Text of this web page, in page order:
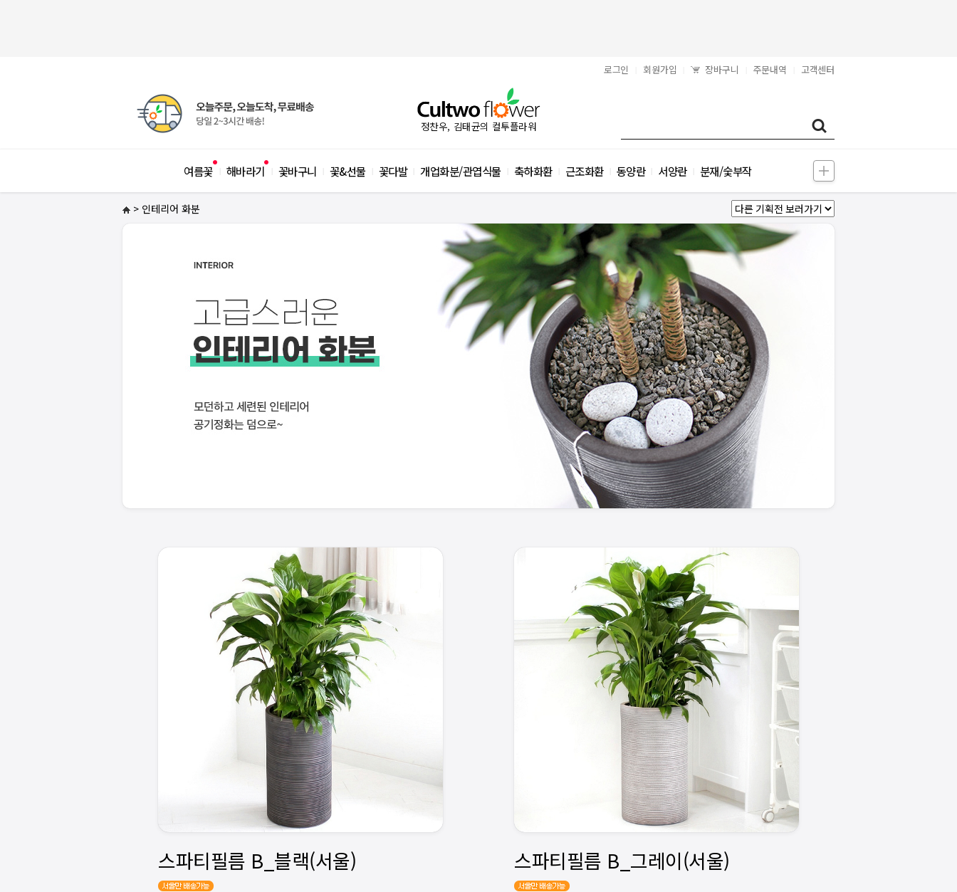
로그인 회원가입 장바구니 주문내역 고객센터
정찬우, 김태균의 컬투플라워
여름꽃 해바라기 꽃바구니 꽃&선물 꽃다발 개업화분/관엽식물 축하화환 근조화환 동양란 서양란 분재/숯부작
> 인테리어 화분